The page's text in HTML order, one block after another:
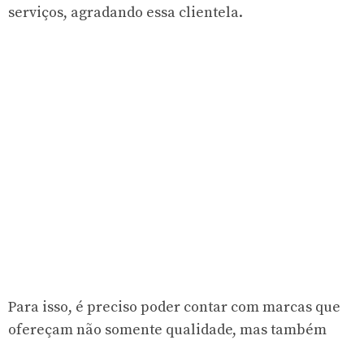
serviços, agradando essa clientela.
Para isso, é preciso poder contar com marcas que
ofereçam não somente qualidade, mas também